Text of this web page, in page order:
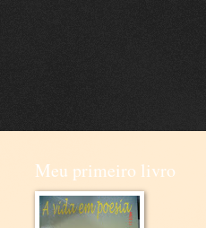
Meu primeiro livro